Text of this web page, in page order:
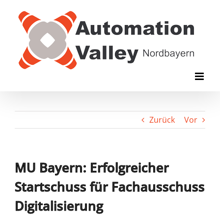
Inhalt
springen
Zurück Vor
MU Bayern: Erfolgreicher
Startschuss für Fachausschuss
Digitalisierung